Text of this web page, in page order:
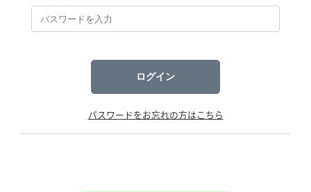
ログイン
パスワードをお忘れの方はこちら